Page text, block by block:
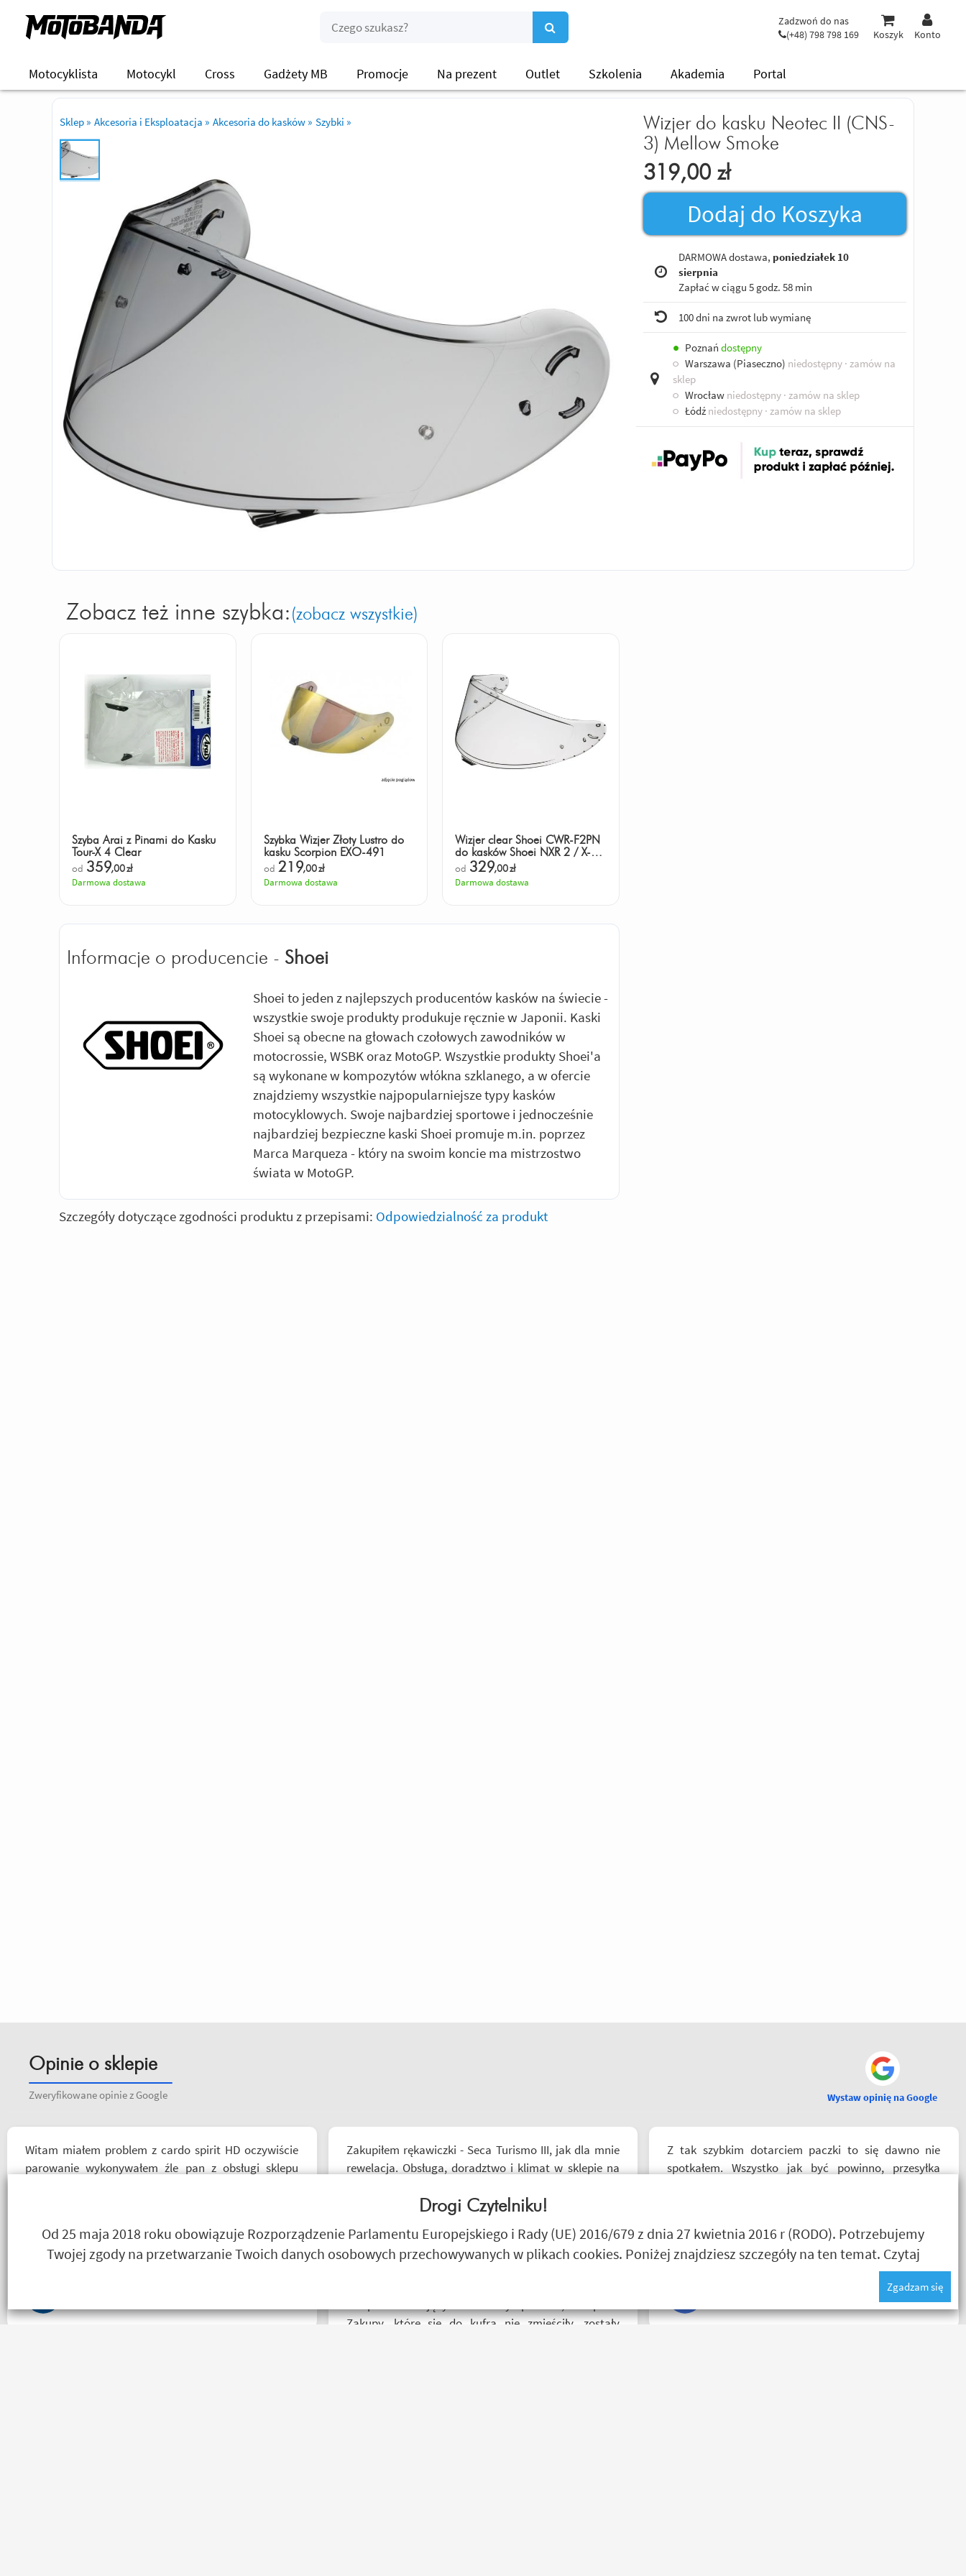
Zadzwoń do nas
(+48) 798 798 169
Koszyk Konto
Motocyklista Motocykl Cross Gadżety MB Promocje Na prezent Outlet Szkolenia Akademia Portal
Sklep » Akcesoria i Eksploatacja » Akcesoria do kasków » Szybki »
Wizjer do kasku Neotec II (CNS-
3) Mellow Smoke
319,00 zł
Dodaj do Koszyka
DARMOWA dostawa, poniedziałek 10
sierpnia
Zapłać w ciągu 5 godz. 58 min
100 dni na zwrot lub wymianę
● Poznań dostępny
○ Warszawa (Piaseczno) niedostępny · zamów na
sklep
○ Wrocław niedostępny · zamów na sklep
○ Łódź niedostępny · zamów na sklep
Zobacz też inne szybka: (zobacz wszystkie)
Szyba Arai z Pinami do Kasku
Tour-X 4 Clear
od 359,00zł
Darmowa dostawa
Szybka Wizjer Złoty Lustro do
kasku Scorpion EXO-491
od 219,00zł
Darmowa dostawa
Wizjer clear Shoei CWR-F2PN
do kasków Shoei NXR 2 / X-
SPR PRO
od 329,00zł
Darmowa dostawa
Informacje o producencie - Shoei
Shoei to jeden z najlepszych producentów kasków na świecie -
wszystkie swoje produkty produkuje ręcznie w Japonii. Kaski
Shoei są obecne na głowach czołowych zawodników w
motocrossie, WSBK oraz MotoGP. Wszystkie produkty Shoei'a
są wykonane w kompozytów włókna szklanego, a w ofercie
znajdziemy wszystkie najpopularniejsze typy kasków
motocyklowych. Swoje najbardziej sportowe i jednocześnie
najbardziej bezpieczne kaski Shoei promuje m.in. poprzez
Marca Marqueza - który na swoim koncie ma mistrzostwo
świata w MotoGP.
Szczegóły dotyczące zgodności produktu z przepisami: Odpowiedzialność za produkt
Opinie o sklepie
Zweryfikowane opinie z Google Wystaw opinię na Google
Witam miałem problem z cardo spirit HD oczywiście
parowanie wykonywałem źle pan z obsługi sklepu
kurteczki na lato bardzo była mi potrzebna w takie
upały,LWG
Zakupiłem rękawiczki - Seca Turismo III, jak dla mnie
rewelacja. Obsługa, doradztwo i klimat w sklepie na
Czesław Bednarz
Zakupy, które się do kufra nie zmieściły, zostały
Z tak szybkim dotarciem paczki to się dawno nie
spotkałem. Wszystko jak być powinno, przesyłka
ogarnięte :)
Drogi Czytelniku!
Od 25 maja 2018 roku obowiązuje Rozporządzenie Parlamentu Europejskiego i Rady (UE) 2016/679 z dnia 27 kwietnia 2016 r (RODO). Potrzebujemy
Twojej zgody na przetwarzanie Twoich danych osobowych przechowywanych w plikach cookies. Poniżej znajdziesz szczegóły na ten temat. Czytaj
Zgadzam się